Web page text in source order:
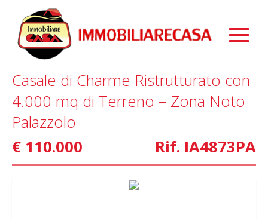
Immobili
Immobili In Vendita
Immobili In Affitto
Immobili Commerciali
Chi Siamo
La Nostra Storia
Staff
Servizi
Mutui
Home Staging
Blog
Casale di Charme Ristrutturato con
4.000 mq di Terreno – Zona Noto
Palazzolo
€ 110.000
Rif. IA4873PA